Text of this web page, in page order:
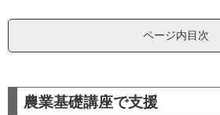
ページ内目次
農業基礎講座で支援